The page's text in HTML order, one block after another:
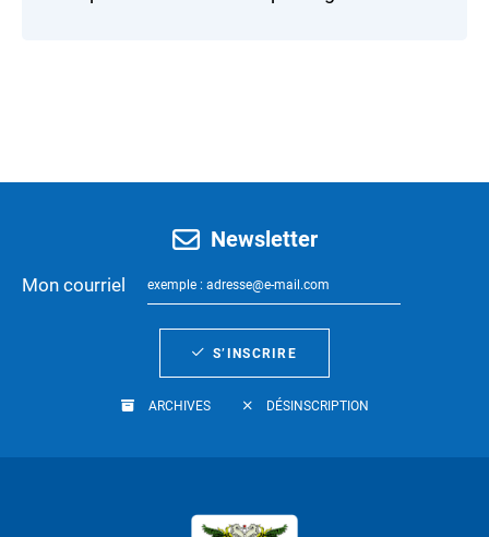
Newsletter
Mon courriel
S’INSCRIRE
ARCHIVES DÉSINSCRIPTION